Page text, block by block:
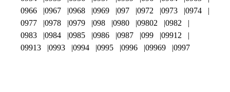
0966
0967 0968 0969 097 0972 0973
0974
0977
0978 0979 098 0980 09802
0982
0983
0984 0985 0986 0987 099
09912
09913
0993 0994 0995 0996 09969 0997